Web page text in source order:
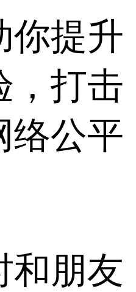
你提升
，打击
络公平
和朋友